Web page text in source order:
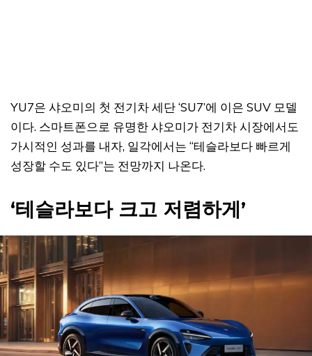
YU7은 샤오미의 첫 전기차 세단 ‘SU7’에 이은 SUV 모델
이다. 스마트폰으로 유명한 샤오미가 전기차 시장에서도
가시적인 성과를 내자, 일각에서는 “테슬라보다 빠르게
성장할 수도 있다”는 전망까지 나온다.
‘테슬라보다 크고 저렴하게’